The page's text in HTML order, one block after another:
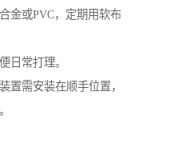
金或PVC，定期用软布
日常打理。
置需安装在顺手位置，